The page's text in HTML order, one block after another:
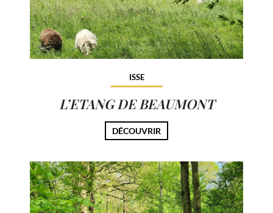
ISSE
L’ETANG DE BEAUMONT
DÉCOUVRIR